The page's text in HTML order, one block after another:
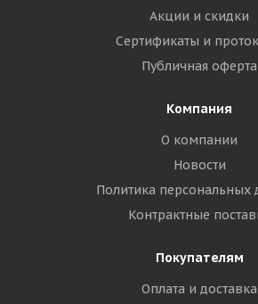
Акции и скидки
Сертификаты и
Публичная оферта
Компания
О компании
Новости
Политика персональных
Контрактные
Покупателям
Оплата и доставка